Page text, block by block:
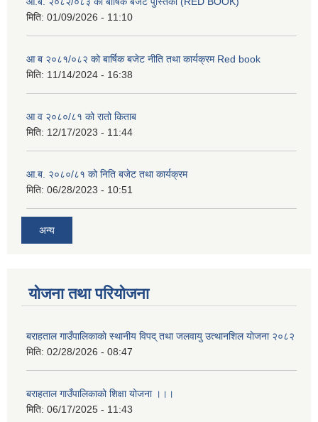
मिति: 01/09/2026 - 11:10
आ ब २०८१/०८२ को बार्षिक बजेट नीति तथा कार्यक्रम Red book
मिति: 11/14/2024 - 16:38
आ व २०८०/८१ को रातो किताब
मिति: 12/17/2023 - 11:44
आ.ब. २०८०/८१ को निति बजेट तथा कार्यक्रम
मिति: 06/28/2023 - 10:51
अन्य
योजना तथा परियोजना
बराहताल गाउँपालिकाकाे स्थानीय विपद् तथा जलवायु उत्थानशिल याेजना २०८२
मिति: 02/28/2026 - 08:47
बराहताल गाउँपालिकाको शिक्षा योजना ।।।
मिति: 06/17/2025 - 11:43